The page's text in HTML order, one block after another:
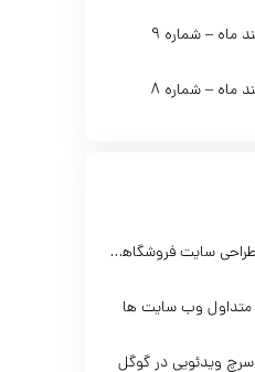
مشاهده ادامه مطلب...
– شماره 9
– شماره 8
سایت فروشگاهی با وردپرس
متداول وب سایت ها
سرچ ویدئویی در گوگل